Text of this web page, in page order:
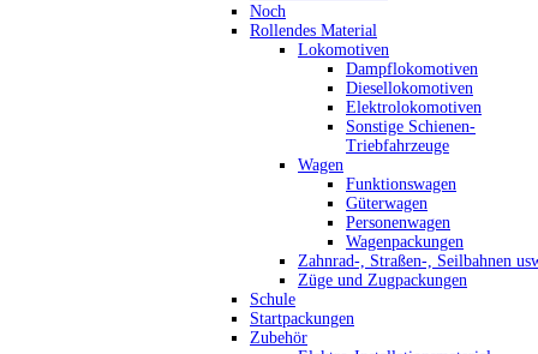
Noch
Rollendes Material
Lokomotiven
Dampflokomotiven
Diesellokomotiven
Elektrolokomotiven
Sonstige Schienen-
Triebfahrzeuge
Wagen
Funktionswagen
Güterwagen
Personenwagen
Wagenpackungen
Zahnrad-, Straßen-, Seilbahnen
Züge und Zugpackungen
Schule
Startpackungen
Zubehör